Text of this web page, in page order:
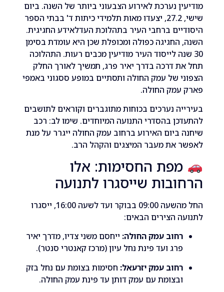
נערכת לאירוע הצבעוני ביותר של השנה. ביום
שישי, 27.2, יצעדו מאות תלמידי כיתות ד' בבתי הספר
ברחבי העיר בתהלוכת העדלאידע החגיגית.
כפולה ומכופלת שכן היא עומדת בסימן
לייסוד העיר מודיעין מכבים רעות. התהלוכה
דרכה בדרך יאיר פרג, תמשיך לאורך החלק
של עמק החולה ותסתיים במופע ססגוני באמפי
החולה.
נערכים בכוחות מתוגברים וקוראים לתושבים
בהסדרי התנועה המיוחדים. שימו לב: רכב
ביום האירוע ברחוב עמק החולה ייגרר על מנת
את מעבר המיצגים והקהל הרב.
החסימות: אלו
שייסגרו לתנועה
החל מהשעה 09:00 בבוקר ועד לשעה 16:00, ייסגרו
הצירים הבאים:
רחוב עמק החולה:ייחסם משני צדיו, מדרך יאיר
פרג ועד פינת נחל עיון (מרכז קאנטרי סנטר).
רחוב עמק יזרעאל:חסימות בצומת עם נחל בזק
ובצומת עם עמק דותן עד פינת עמק החולה.